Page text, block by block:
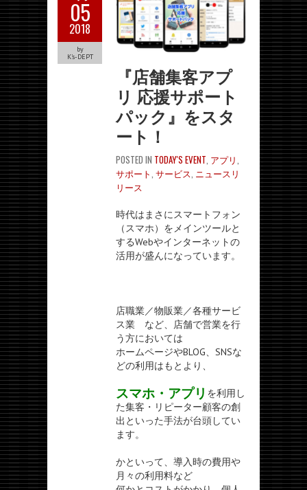
05
2018
by
K's-DEPT
『店舗集客アプ
リ 応援サポート
パック』をスタ
ート！
POSTED IN TODAY'S EVENT アプリ
サポート サービス ニュースリ
リース
時代はまさにスマートフォン
（スマホ）をメインツールと
するWebやインターネットの
活用が盛んになっています。
店職業／物販業／各種サービ
ス業 など、店舗で営業を行
う方においては
ホームページやBLOG、SNSな
どの利用はもとより、
スマホ・アプリ を利用し
た集客・リピーター顧客の創
出といった手法が台頭してい
ます。
かといって、導入時の費用や
月々の利用料など